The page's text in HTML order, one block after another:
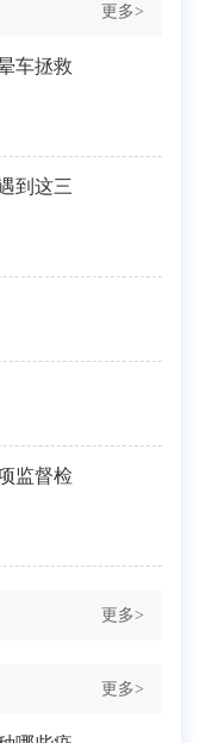
更多>
车拯救
到这三
监督检
更多>
更多>